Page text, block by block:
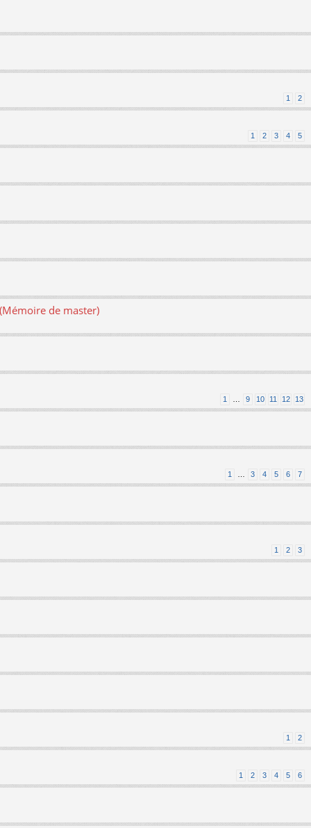
1 2
1 2 3 4 5
de master)
1 9 10 11 12 13
1 3 4 5 6 7
1 2 3
1 2
1 2 3 4 5 6